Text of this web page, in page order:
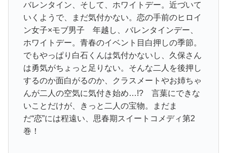
バレンタイン、そして、ホワイトデー。近づいて
いくようで、まだ気付かない。恋の手前のヒロイ
ン女子×モブ男子 年越し、バレンタインデー、
ホワイトデー。青春のイベント目白押しの季節。
でもやっぱり白石くんは気付かないし、久保さん
は勇気がちょっと足りない。そんな二人を後押し
するのか面白がるのか、クラスメートやお姉ちゃ
んが二人の空気に気付き始め…!? 言葉にできな
いことだけが、きっと二人の宝物。まだま
だ“恋”には程遠い、思春期スイートコメディ第2
巻！